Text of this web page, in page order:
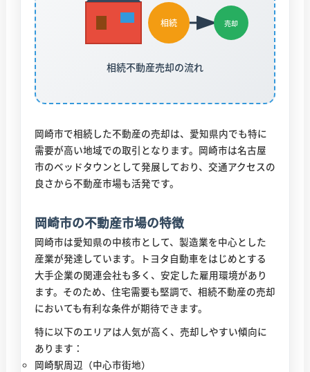
相続 売却
相続不動産売却の流れ
岡崎市で相続した不動産の売却は、愛知県内でも特に
需要が高い地域での取引となります。岡崎市は名古屋
市のベッドタウンとして発展しており、交通アクセスの
良さから不動産市場も活発です。
岡崎市の不動産市場の特徴
岡崎市は愛知県の中核市として、製造業を中心とした
産業が発達しています。トヨタ自動車をはじめとする
大手企業の関連会社も多く、安定した雇用環境があり
ます。そのため、住宅需要も堅調で、相続不動産の売却
においても有利な条件が期待できます。
特に以下のエリアは人気が高く、売却しやすい傾向に
あります：
岡崎駅周辺（中心市街地）